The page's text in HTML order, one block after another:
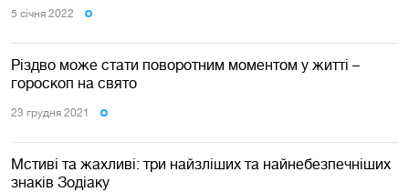
5 сiчня 2022
Різдво може стати поворотним моментом у житті –
гороскоп на свято
23 грудня 2021
Мстиві та жахливі: три найзліших та найнебезпечніших
знаків Зодіаку